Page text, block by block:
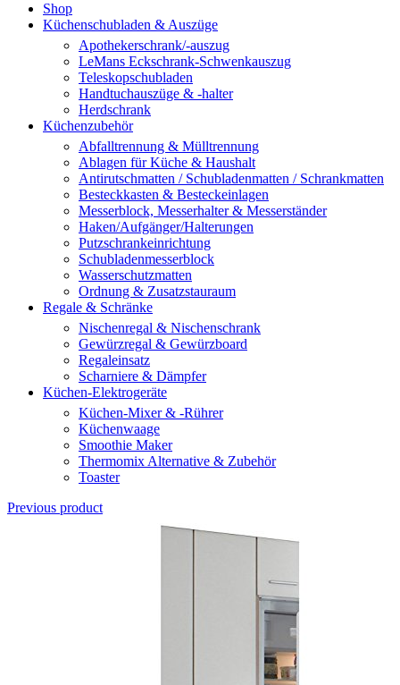
Shop
Küchenschubladen & Auszüge
Apothekerschrank/-auszug
LeMans Eckschrank-Schwenkauszug
Teleskopschubladen
Handtuchauszüge & -halter
Herdschrank
Küchenzubehör
Abfalltrennung & Mülltrennung
Ablagen für Küche & Haushalt
Antirutschmatten / Schubladenmatten / Schrankmatten
Besteckkasten & Besteckeinlagen
Messerblock, Messerhalter & Messerständer
Haken/Aufgänger/Halterungen
Putzschrankeinrichtung
Schubladenmesserblock
Wasserschutzmatten
Ordnung & Zusatzstauraum
Regale & Schränke
Nischenregal & Nischenschrank
Gewürzregal & Gewürzboard
Regaleinsatz
Scharniere & Dämpfer
Küchen-Elektrogeräte
Küchen-Mixer & -Rührer
Küchenwaage
Smoothie Maker
Thermomix Alternative & Zubehör
Toaster
Previous product